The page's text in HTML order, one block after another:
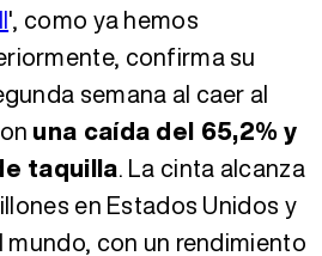
', como ya hemos
confirma su
semana al caer al
una caída del 65,2% y
taquilla. La cinta alcanza
en Estados Unidos y
mundo, con un rendimiento